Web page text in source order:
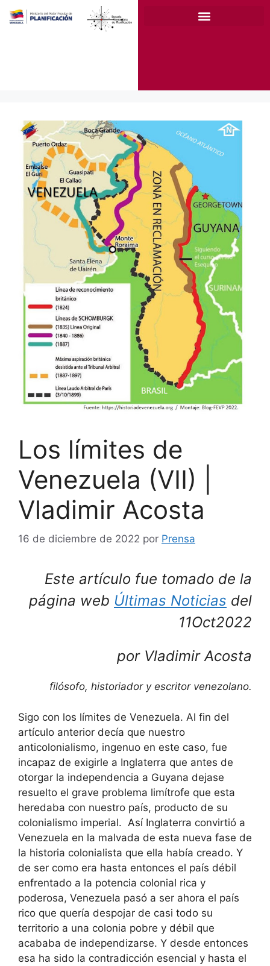
Los límites de
Venezuela (VII) |
Vladimir Acosta
16 de diciembre de 2022 por Prensa
Este artículo fue tomado de la
página web Últimas Noticias del
11Oct2022
por Vladimir Acosta
filósofo, historiador y escritor venezolano.
Sigo con los límites de Venezuela. Al fin del
artículo anterior decía que nuestro
anticolonialismo, ingenuo en este caso, fue
incapaz de exigirle a Inglaterra que antes de
otorgar la independencia a Guyana dejase
resuelto el grave problema limítrofe que esta
heredaba con nuestro país, producto de su
colonialismo imperial. Así Inglaterra convirtió a
Venezuela en la malvada de esta nueva fase de
la historia colonialista que ella había creado. Y
de ser como era hasta entonces el país débil
enfrentado a la potencia colonial rica y
poderosa, Venezuela pasó a ser ahora el país
rico que quería despojar de casi todo su
territorio a una colonia pobre y débil que
acababa de independizarse. Y desde entonces
esa ha sido la contradicción esencial y hasta el